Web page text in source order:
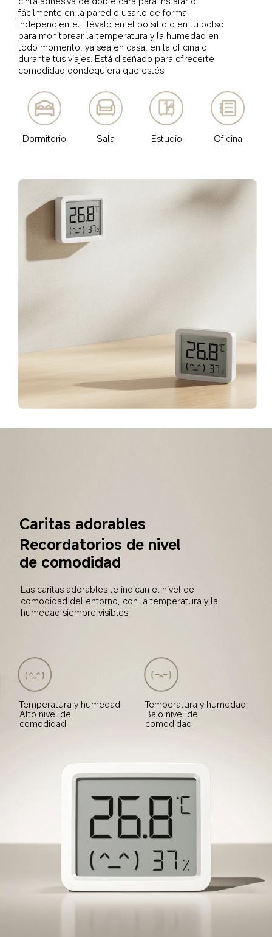
fácilmente en la pared o usarlo de forma
independiente. Llévalo en el bolsillo o en tu bolso
para monitorear la temperatura y la humedad en
todo momento, ya sea en casa, en la oficina o
durante tus viajes. Está diseñado para ofrecerte
comodidad dondequiera que estés.
Dormitorio Sala Estudio Oficina
Caritas adorables
Recordatorios de nivel
de comodidad
Las caritas adorables te indican el nivel de
comodidad del entorno, con la temperatura y la
humedad siempre visibles.
Temperatura y humedad
Alto nivel de
comodidad
Temperatura y humedad
Bajo nivel de
comodidad